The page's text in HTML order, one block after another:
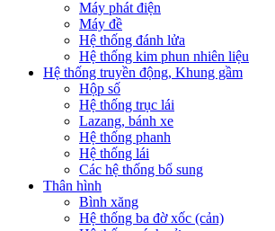
Máy phát điện
Máy đề
Hệ thống đánh lửa
Hệ thống kim phun nhiên liệu
Hệ thống truyền động, Khung gầm
Hộp số
Hệ thống trục lái
Lazang, bánh xe
Hệ thống phanh
Hệ thống lái
Các hệ thống bổ sung
Thân hình
Bình xăng
Hệ thống ba đờ xốc (cản)